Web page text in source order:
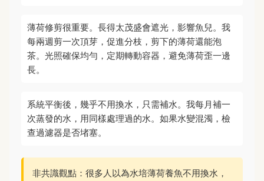
薄荷修剪很重要。長得太茂盛會遮光，影響魚兒。我
每兩週剪一次頂芽，促進分枝，剪下的薄荷還能泡
茶。光照確保均勻，定期轉動容器，避免薄荷歪一邊
長。
系統平衡後，幾乎不用換水，只需補水。我每月補一
次蒸發的水，用同樣處理過的水。如果水變混濁，檢
查過濾器是否堵塞。
非共識觀點：很多人以為水培薄荷養魚不用換水，